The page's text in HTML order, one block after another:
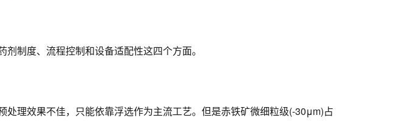
制度、流程控制和设备适配性这四个方面。
处理效果不佳，只能依靠浮选作为主流工艺。但是赤铁矿微细粒级(-30μm)占